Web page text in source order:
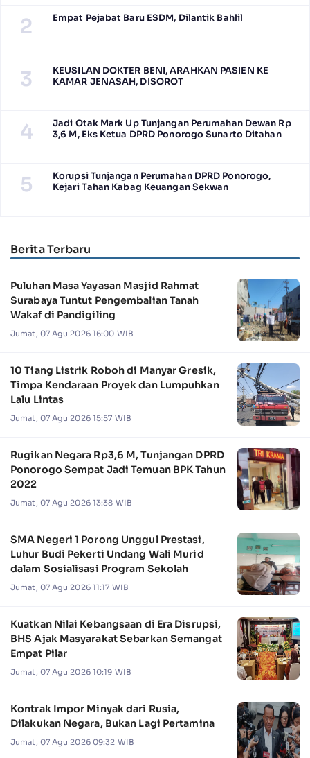
2 Empat Pejabat Baru ESDM, Dilantik Bahlil
3
KEUSILAN DOKTER BENI, ARAHKAN PASIEN KE
KAMAR JENASAH, DISOROT
4
Jadi Otak Mark Up Tunjangan Perumahan Dewan Rp
3,6 M, Eks Ketua DPRD Ponorogo Sunarto Ditahan
5
Korupsi Tunjangan Perumahan DPRD Ponorogo,
Kejari Tahan Kabag Keuangan Sekwan
Berita Terbaru
Puluhan Masa Yayasan Masjid Rahmat
Surabaya Tuntut Pengembalian Tanah
Wakaf di Pandigiling
Jumat, 07 Agu 2026 16:00 WIB
10 Tiang Listrik Roboh di Manyar Gresik,
Timpa Kendaraan Proyek dan Lumpuhkan
Lalu Lintas
Jumat, 07 Agu 2026 15:57 WIB
Rugikan Negara Rp3,6 M, Tunjangan DPRD
Ponorogo Sempat Jadi Temuan BPK Tahun
2022
Jumat, 07 Agu 2026 13:38 WIB
SMA Negeri 1 Porong Unggul Prestasi,
Luhur Budi Pekerti Undang Wali Murid
dalam Sosialisasi Program Sekolah
Jumat, 07 Agu 2026 11:17 WIB
Kuatkan Nilai Kebangsaan di Era Disrupsi,
BHS Ajak Masyarakat Sebarkan Semangat
Empat Pilar
Jumat, 07 Agu 2026 10:19 WIB
Kontrak Impor Minyak dari Rusia,
Dilakukan Negara, Bukan Lagi Pertamina
Jumat, 07 Agu 2026 09:32 WIB